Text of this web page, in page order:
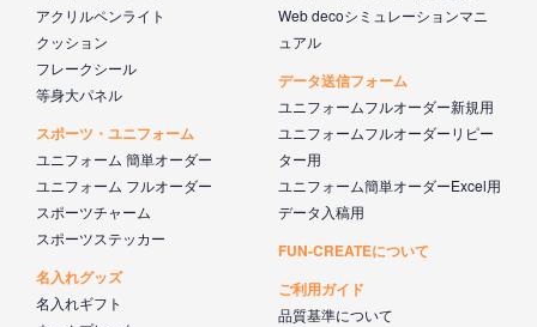
アクリルペンライト
クッション
フレークシール
等身大パネル
スポーツ・ユニフォーム
ユニフォーム 簡単オーダー
ユニフォーム フルオーダー
スポーツチャーム
スポーツステッカー
名入れグッズ
名入れギフト
Web decoシミュレーションマニ
ュアル
データ送信フォーム
ユニフォームフルオーダー新規用
ユニフォームフルオーダーリピー
ター用
ユニフォーム簡単オーダーExcel用
データ入稿用
FUN-CREATEについて
ご利用ガイド
品質基準について